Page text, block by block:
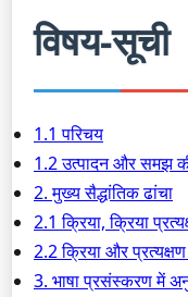
विषय-सूची
1.1 परिचय
1.2 उत्पादन और समझ
2. मुख्य सैद्धांतिक ढांचा
2.1 क्रिया, क्रिया
2.2 क्रिया और
3. भाषा प्रसंस्करण में